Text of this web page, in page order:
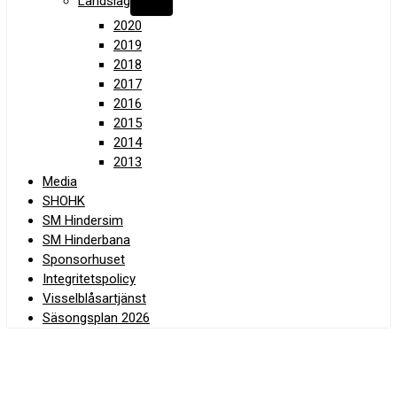
2020
2019
2018
2017
2016
2015
2014
2013
Media
SHOHK
SM Hindersim
SM Hinderbana
Sponsorhuset
Integritetspolicy
Visselblåsartjänst
Säsongsplan 2026